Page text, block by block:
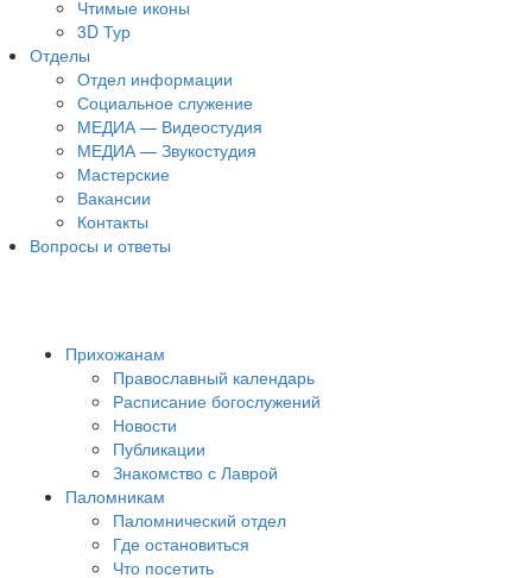
Чтимые иконы
3D Тур
Отделы
Отдел информации
Социальное служение
МЕДИА — Видеостудия
МЕДИА — Звукостудия
Мастерские
Вакансии
Контакты
Вопросы и ответы
Прихожанам
Православный календарь
Расписание богослужений
Новости
Публикации
Знакомство с Лаврой
Паломникам
Паломнический отдел
Где остановиться
Что посетить